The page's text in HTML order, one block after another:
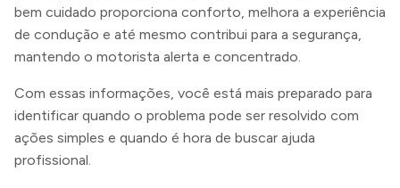
bem cuidado proporciona conforto, melhora a experiência
de condução e até mesmo contribui para a segurança,
mantendo o motorista alerta e concentrado.
Com essas informações, você está mais preparado para
identificar quando o problema pode ser resolvido com
ações simples e quando é hora de buscar ajuda
profissional.